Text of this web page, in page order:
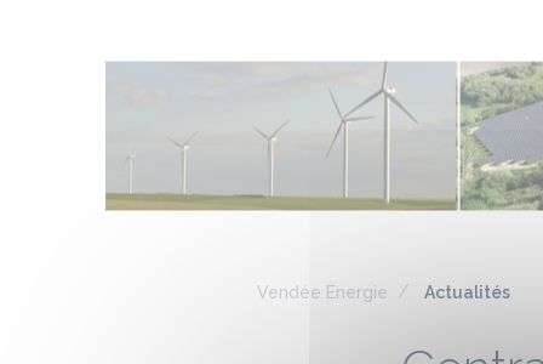
Vendée Energie Actualités